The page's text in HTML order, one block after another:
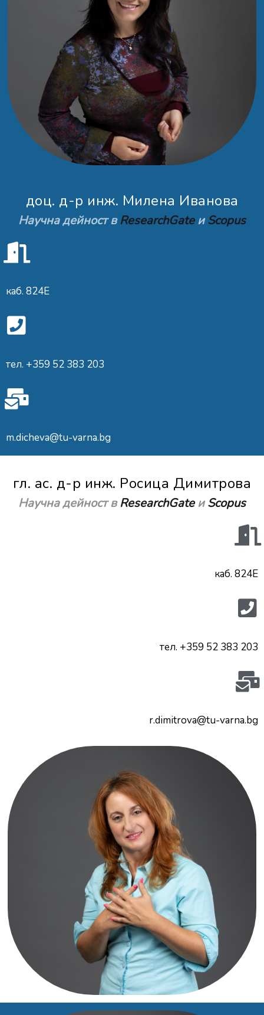
доц. д-р инж. Милена Иванова
Научна дейност вResearchGateиScopus
каб. 824Е
тел. +359 52 383 203
m.dicheva@tu-varna.bg
гл. aс. д-р инж. Росица Димитрова
Научна дейност вResearchGateиScopus
каб. 824Е
тел. +359 52 383 203
r.dimitrova@tu-varna.bg